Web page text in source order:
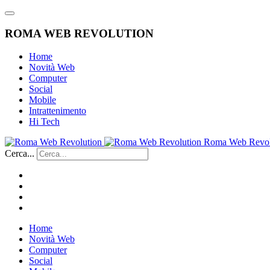
ROMA WEB REVOLUTION
Home
Novità Web
Computer
Social
Mobile
Intrattenimento
Hi Tech
Roma Web
Cerca...
Home
Novità Web
Computer
Social